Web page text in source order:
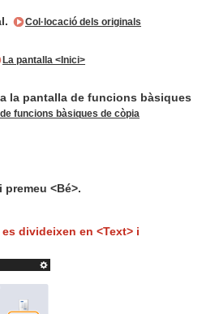
Col·locació dels originals
La pantalla <Inici>
la pantalla de funcions bàsiques
funcions bàsiques de còpia
<Bé>.
divideixen en <Text> i